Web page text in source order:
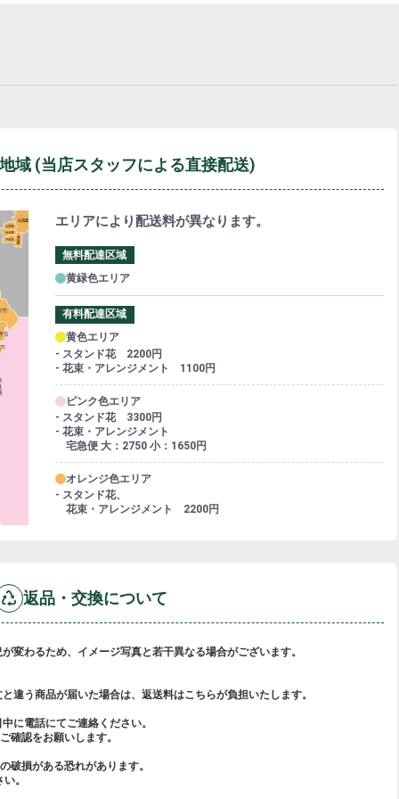
域 (当店スタッフによる直接配送)
エリアにより配送料が異なります。
無料配達区域
黄緑色エリア
有料配達区域
黄色エリア
- スタンド花 2200円
- 花束・アレンジメント 1100円
ピンク色エリア
- スタンド花 3300円
- 花束・アレンジメント
宅急便 大：2750 小：1650円
オレンジ色エリア
- スタンド花、
花束・アレンジメント 2200円
返品・交換について
変わるため、イメージ写真と若干異なる場合がございます。
違う商品が届いた場合は、返送料はこちらが負担いたします。
に電話にてご連絡ください。
確認をお願いします。
破損がある恐れがあります。
。